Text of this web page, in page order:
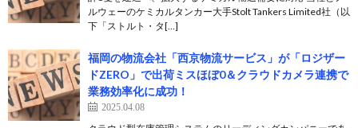
ルウェーのケミカルタンカー大手Stolt Tankers Limited社（以
下「ストルト・タ[…]
福岡の物流会社「西京物流サービス」が「ロジザー
ドZERO」で出荷ミスほぼ0＆クラウドカメラ連携で
業務効率化に成功！
2025.04.08